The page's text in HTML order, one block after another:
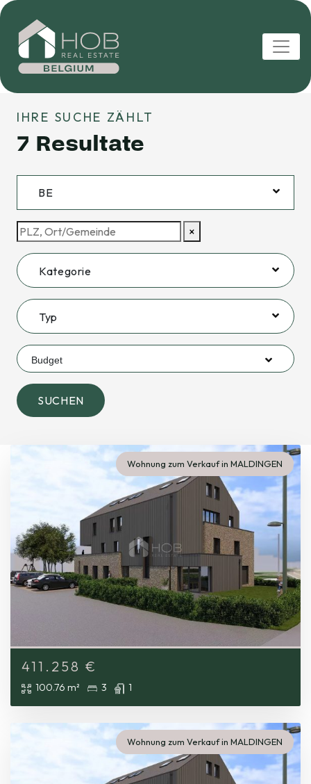
IHRE SUCHE ZÄHLT
7 Resultate
BE
×
Kategorie
Typ
Budget
SUCHEN
Wohnung zum Verkauf in MALDINGEN
411.258 €
100.76 m² 3 1
Wohnung zum Verkauf in MALDINGEN